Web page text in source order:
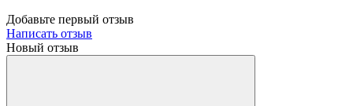
Добавьте первый отзыв
Написать отзыв
Новый отзыв